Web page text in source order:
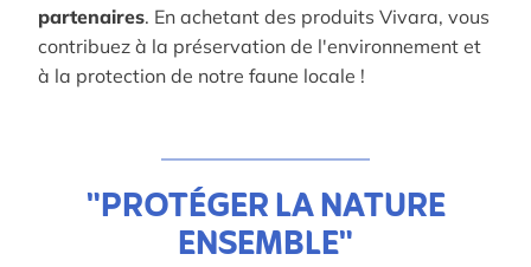
partenaires. En achetant des produits Vivara, vous
contribuez à la préservation de l'environnement et
à la protection de notre faune locale !
"PROTÉGER LA NATURE
ENSEMBLE"